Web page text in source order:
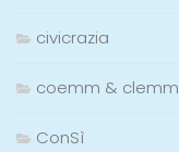
civicrazia
coemm & clemm
ConSì